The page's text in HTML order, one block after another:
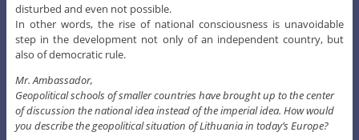
disturbed and even not possible.
In other words, the rise of national consciousness is unavoidable
step in the development not only of an independent country, but
also of democratic rule.
Mr. Ambassador,
Geopolitical schools of smaller countries have brought up to the center
of discussion the national idea instead of the imperial idea. How would
you describe the geopolitical situation of Lithuania in today’s Europe?